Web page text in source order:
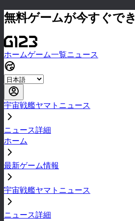
無料ゲームが今すぐで
ホームゲーム一覧ニュース
宇宙戦艦ヤマトニュース
ニュース詳細
ホーム
最新ゲーム情報
宇宙戦艦ヤマトニュース
ニュース詳細